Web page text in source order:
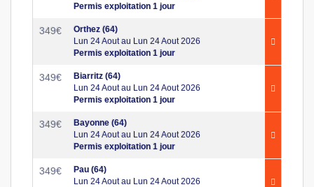
Permis exploitation 1 jour
349€
Orthez (64)
Lun 24 Aout au Lun 24 Aout 2026
Permis exploitation 1 jour
349€
Biarritz (64)
Lun 24 Aout au Lun 24 Aout 2026
Permis exploitation 1 jour
349€
Bayonne (64)
Lun 24 Aout au Lun 24 Aout 2026
Permis exploitation 1 jour
349€
Pau (64)
Lun 24 Aout au Lun 24 Aout 2026